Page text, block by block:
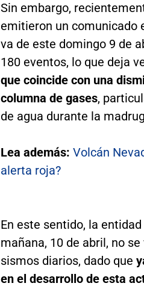
Sin embargo,
emitieron un comunicado
va de este domingo 9 de
180 eventos, lo que deja
que coincide con una
columna de gases,
de agua durante la
Lea además: Volcán
alerta roja?
En este sentido, la
mañana, 10 de abril, no
sismos diarios, dado que
en el desarrollo de esta